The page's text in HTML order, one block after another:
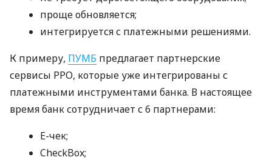
проще обновляется;
интегрируется с платежными решениями.
К примеру, ПУМБ предлагает партнерские
сервисы РРО, которые уже интегрированы с
платежными инструментами банка. В настоящее
время банк сотрудничает с 6 партнерами:
E-чек;
CheckBox;